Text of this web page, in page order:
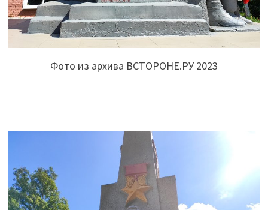
Фото из архива ВСТОРОНЕ.РУ 2023